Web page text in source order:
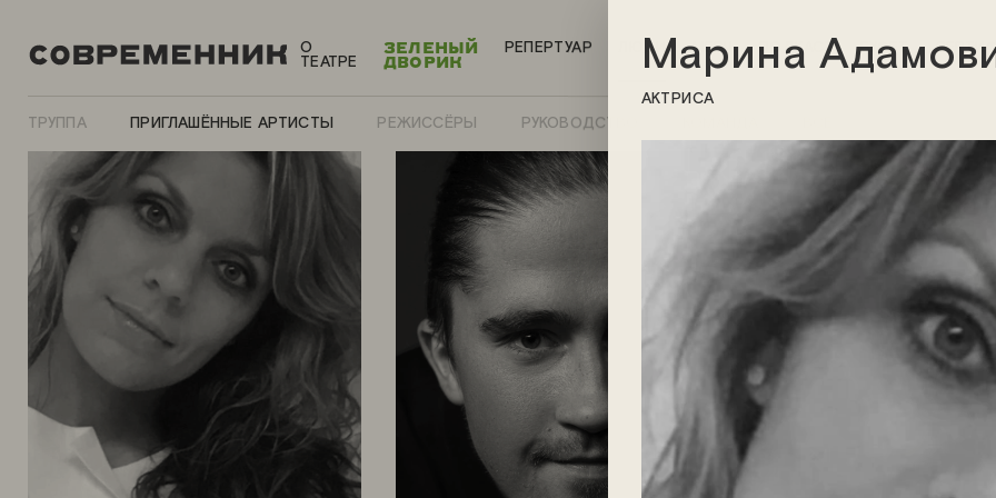
О
ТЕАТРЕ
ЗЕЛЕНЫЙ
ДВОРИК
РЕПЕРТУАР ЛЮДИ МЕРЧ ПОДКАСТ БУФЕТ
ТРУППА ПРИГЛАШЁННЫЕ АРТИСТЫ РЕЖИССЁРЫ РУКОВОДСТВО
Марина
АКТРИСА